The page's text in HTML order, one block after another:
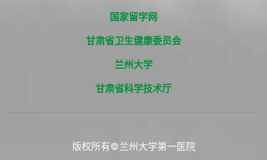
国家留学网
甘肃省卫生健康委员会
兰州大学
甘肃省科学技术厅
版权所有©兰州大学第一医院